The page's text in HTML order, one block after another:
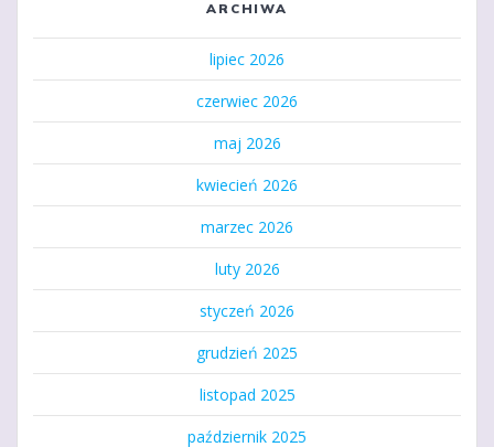
ARCHIWA
lipiec 2026
czerwiec 2026
maj 2026
kwiecień 2026
marzec 2026
luty 2026
styczeń 2026
grudzień 2025
listopad 2025
październik 2025